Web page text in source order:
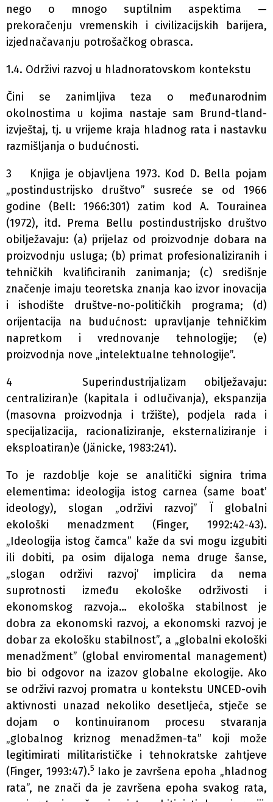
nego o mnogo suptilnim aspektima —
prekoračenju vremenskih i civilizacijskih barijera,
izjednačavanju potrošačkog obrasca.
1.4. Održivi razvoj u hladnoratovskom kontekstu
Čini se zanimljiva teza o međunarodnim
okolnostima u kojima nastaje sam Brund-tland-
izvještaj, tj. u vrijeme kraja hladnog rata i nastavku
razmišljanja o budućnosti.
3 Knjiga je objavljena 1973. Kod D. Bella pojam
„postindustrijsko društvo” susreće se od 1966
godine (Bell: 1966:301) zatim kod A. Tourainea
(1972), itd. Prema Bellu postindustrijsko društvo
obilježavaju: (a) prijelaz od proizvodnje dobara na
proizvodnju usluga; (b) primat profesionaliziranih i
tehničkih kvalificiranih zanimanja; (c) središnje
značenje imaju teoretska znanja kao izvor inovacija
i ishodište društve-no-političkih programa; (d)
orijentacija na budućnost: upravljanje tehničkim
napretkom i vrednovanje tehnologije; (e)
proizvodnja nove „intelektualne tehnologije”.
4 Superindustrijalizam obilježavaju:
centraliziran)e (kapitala i odlučivanja), ekspanzija
(masovna proizvodnja i tržište), podjela rada i
specijalizacija, racionaliziranje, eksternaliziranje i
eksploatiran)e (Jänicke, 1983:241).
To je razdoblje koje se analitički signira trima
elementima: ideologija istog carnea (same boat’
ideology), slogan „održivi razvoj” Ï globalni
ekološki menadzment (Finger, 1992:42-43).
„Ideologija istog čamca” kaže da svi mogu izgubiti
ili dobiti, pa osim dijaloga nema druge šanse,
„slogan održivi razvoj’ implicira da nema
suprotnosti između ekološke održivosti i
ekonomskog razvoja… ekološka stabilnost je
dobra za ekonomski razvoj, a ekonomski razvoj je
dobar za ekološku stabilnost”, a „globalni ekološki
menadžment” (global enviromental management)
bio bi odgovor na izazov globalne ekologije. Ako
se održivi razvoj promatra u kontekstu UNCED-ovih
aktivnosti unazad nekoliko desetljeća, stječe se
dojam o kontinuiranom procesu stvaranja
„globalnog kriznog menadžmen-ta” koji može
legitimirati militarističke i tehnokratske zahtjeve
(Finger, 1993:47).5 Iako je završena epoha „hladnog
rata”, ne znači da je završena epoha svakog rata,